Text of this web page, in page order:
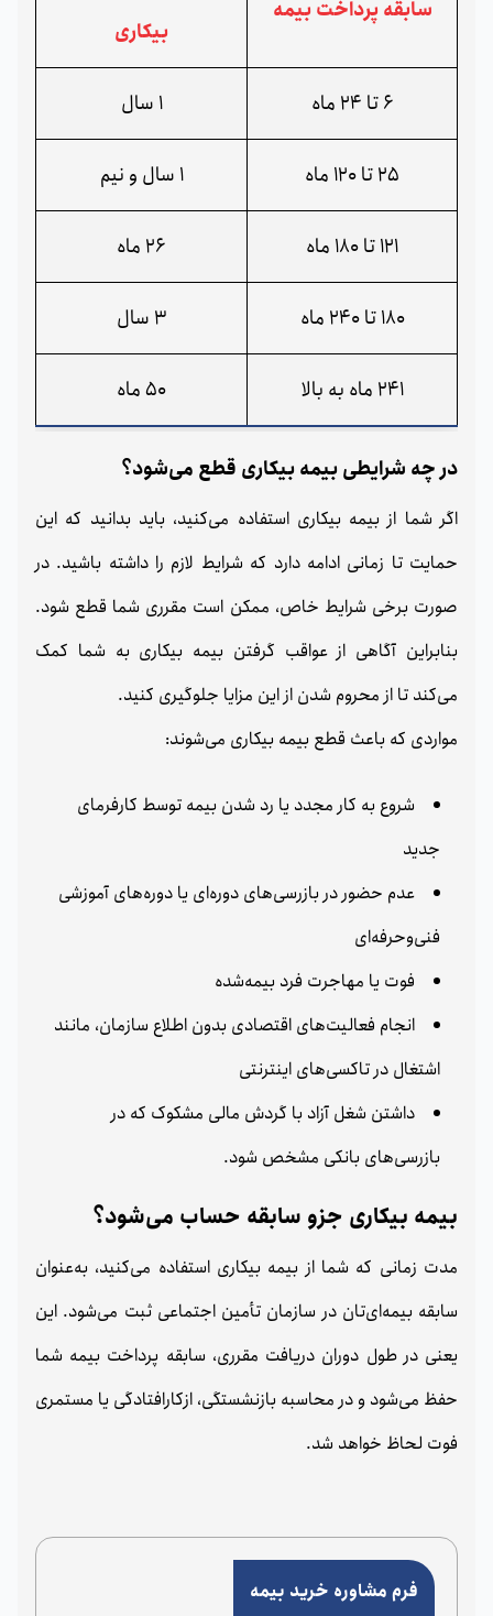
سابقه پرداخت بیمه
بیکاری
6 تا 24 ماه 1 سال
25 تا 120 ماه 1 سال و نیم
121 تا 180 ماه 26 ماه
180 تا 240 ماه 3 سال
241 ماه به بالا 50 ماه
در چه شرایطی بیمه بیکاری قطع می‌شود؟
اگر شما از بیمه بیکاری استفاده می‌کنید، باید بدانید که این
حمایت تا زمانی ادامه دارد که شرایط لازم را داشته باشید. در
صورت برخی شرایط خاص، ممکن است مقرری شما قطع شود.
بنابراین آگاهی از عواقب گرفتن بیمه بیکاری به شما کمک
می‌کند تا از محروم شدن از این مزایا جلوگیری کنید.
مواردی که باعث قطع بیمه بیکاری می‌شوند:
شروع به کار مجدد یا رد شدن بیمه توسط کارفرمای
جدید
عدم حضور در بازرسی‌های دوره‌ای یا دوره‌های آموزشی
فنی‌وحرفه‌ای
فوت یا مهاجرت فرد بیمه‌شده
انجام فعالیت‌های اقتصادی بدون اطلاع سازمان، مانند
اشتغال در تاکسی‌های اینترنتی
داشتن شغل آزاد با گردش مالی مشکوک که در
بازرسی‌های بانکی مشخص شود.
بیمه بیکاری جزو سابقه حساب می‌شود؟
مدت زمانی که شما از بیمه بیکاری استفاده می‌کنید، به‌عنوان
سابقه بیمه‌ای‌تان در سازمان تأمین اجتماعی ثبت می‌شود. این
یعنی در طول دوران دریافت مقرری، سابقه پرداخت بیمه شما
حفظ می‌شود و در محاسبه بازنشستگی، ازکارافتادگی یا مستمری
فوت لحاظ خواهد شد.
فرم مشاوره خرید بیمه